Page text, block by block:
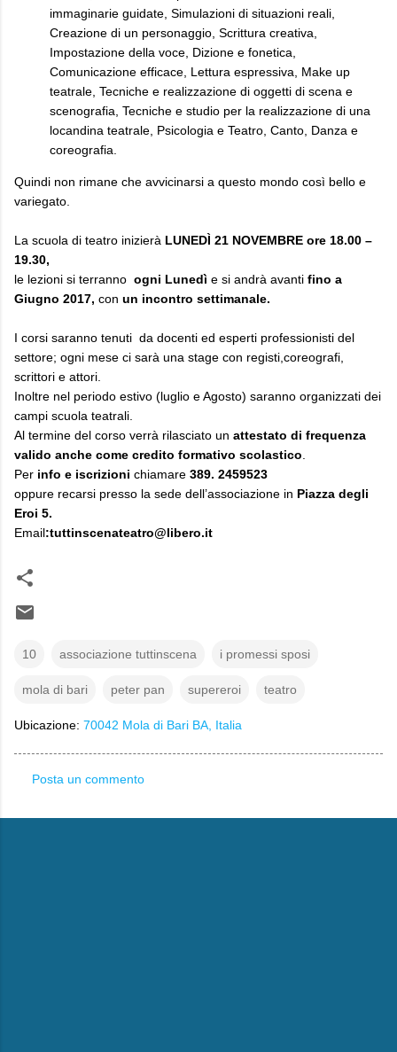
immaginarie guidate, Simulazioni di situazioni reali,
Creazione di un personaggio, Scrittura creativa,
Impostazione della voce, Dizione e fonetica,
Comunicazione efficace, Lettura espressiva, Make up
teatrale, Tecniche e realizzazione di oggetti di scena e
scenografia, Tecniche e studio per la realizzazione di una
locandina teatrale, Psicologia e Teatro, Canto, Danza e
coreografia.
Quindi non rimane che avvicinarsi a questo mondo così bello e
variegato.
La scuola di teatro inizierà LUNEDÌ 21 NOVEMBRE ore 18.00 –
19.30,
le lezioni si terranno ogni Lunedì e si andrà avanti fino a
Giugno 2017, con un incontro settimanale.
I corsi saranno tenuti da docenti ed esperti professionisti del
settore; ogni mese ci sarà una stage con registi,coreografi,
scrittori e attori.
Inoltre nel periodo estivo (luglio e Agosto) saranno organizzati dei
campi scuola teatrali.
Al termine del corso verrà rilasciato un attestato di frequenza
valido anche come credito formativo scolastico
Per info e iscrizioni chiamare 389. 2459523
oppure recarsi presso la sede dell’associazione in Piazza degli
Eroi 5.
Email:tuttinscenateatro@libero.it
10 associazione tuttinscena i promessi sposi
mola di bari peter pan supereroi teatro
Ubicazione: 70042 Mola di Bari BA, Italia
o
Posta un commento